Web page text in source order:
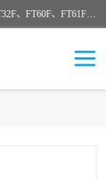
深圳悟芯电子科技有限公司目前主营的电子元器件型号FT32F、FT60F、FT61F、FT62F、FT64F、FT61FC、MCU EEPROM MOS LDO 稳压管 触摸IC DC-DC AC-DC 协议IC等，广泛应用于LED射灯、LED日光灯、等诸多领域。